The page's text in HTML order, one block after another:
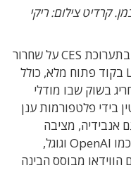
קרדיט צילום: ריקי
חברת לייטריקס (Lightricks) הכריזה בתערוכת CES על שחרור
מודל הווידאו והאודיו הגנרטיבי LTX-2 בקוד פתוח מלא, כולל
בשוק שבו מודלי
בידי פלטפורמות ענן
אנבידיה, מציבה
אלטרנטיבה לגישה שמובילות חברות כמו OpenAI וגוגל,
הווידאו מבוסס הבינה